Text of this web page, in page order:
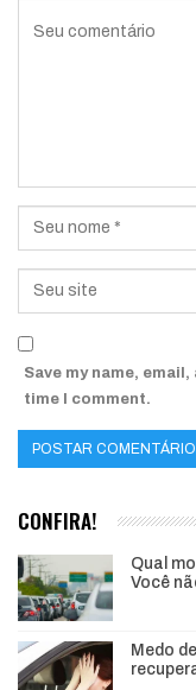
Save my name,
time I comment.
CONFIRA!
Qual
Você
Medo